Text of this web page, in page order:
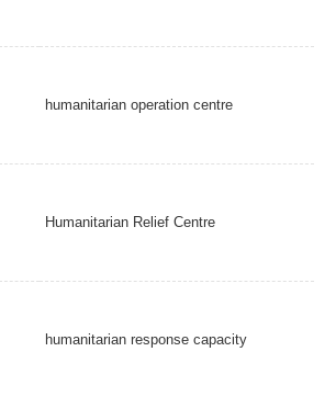
humanitarian operation centre
Humanitarian Relief Centre
humanitarian response capacity